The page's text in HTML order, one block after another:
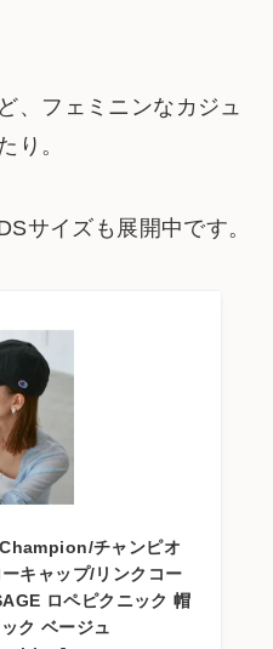
、フェミニンなカジュ
り。
サイズも展開中です。
チャンピオ
キャップ/リンクコー
ロペピクニック 帽
ク ベージュ